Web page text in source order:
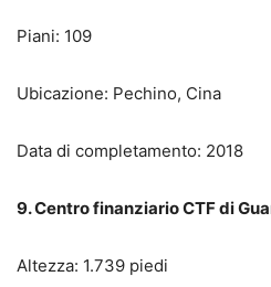
Piani: 109
Ubicazione: Pechino, Cina
Data di completamento: 2018
9. Centro finanziario CTF di
Altezza: 1.739 piedi